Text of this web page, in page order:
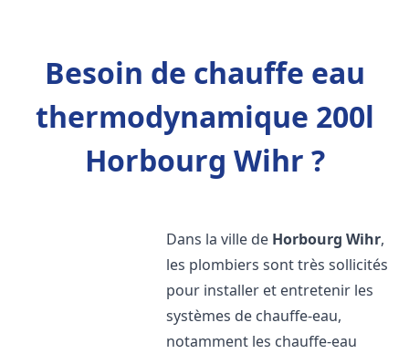
Besoin de chauffe eau
thermodynamique 200l
Horbourg Wihr ?
Dans la ville de Horbourg Wihr,
les plombiers sont très sollicités
pour installer et entretenir les
systèmes de chauffe-eau,
notamment les chauffe-eau